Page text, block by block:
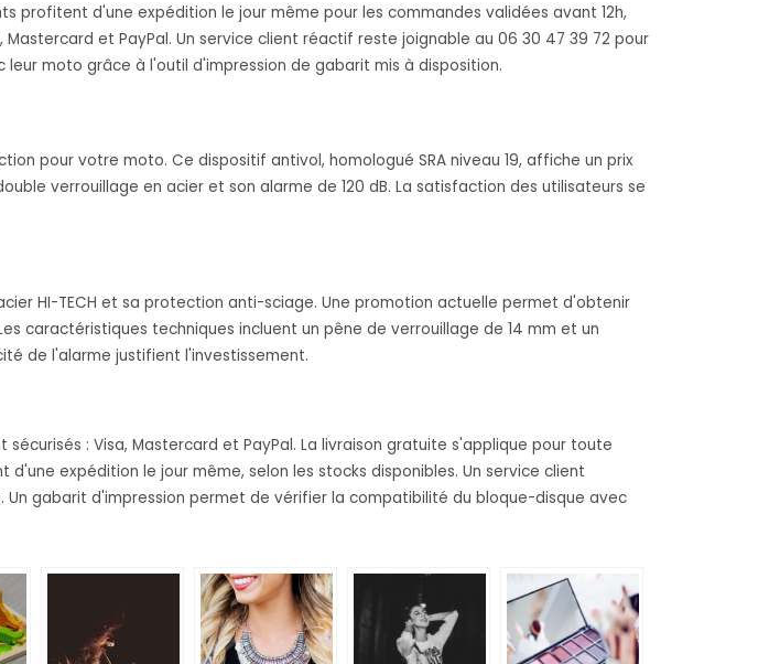
profitent d'une expédition le jour même pour les commandes validées avant 12h,
et PayPal. Un service client réactif reste joignable au 06 30 47 39 72 pour
moto grâce à l'outil d'impression de gabarit mis à disposition.
pour votre moto. Ce dispositif antivol, homologué SRA niveau 19, affiche un prix
verrouillage en acier et son alarme de 120 dB. La satisfaction des utilisateurs se
HI-TECH et sa protection anti-sciage. Une promotion actuelle permet d'obtenir
caractéristiques techniques incluent un pêne de verrouillage de 14 mm et un
de l'alarme justifient l'investissement.
: Visa, Mastercard et PayPal. La livraison gratuite s'applique pour toute
expédition le jour même, selon les stocks disponibles. Un service client
gabarit d'impression permet de vérifier la compatibilité du bloque-disque avec